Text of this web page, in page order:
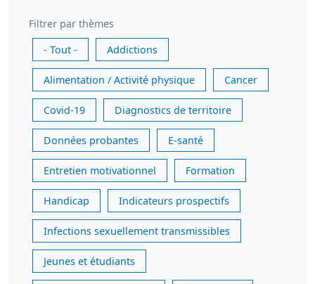
Filtrer par thèmes
- Tout -
Addictions
Alimentation / Activité physique Cancer
Covid-19 Diagnostics de territoire
Données probantes E-santé
Entretien motivationnel Formation
Handicap Indicateurs prospectifs
Infections sexuellement transmissibles
Jeunes et étudiants